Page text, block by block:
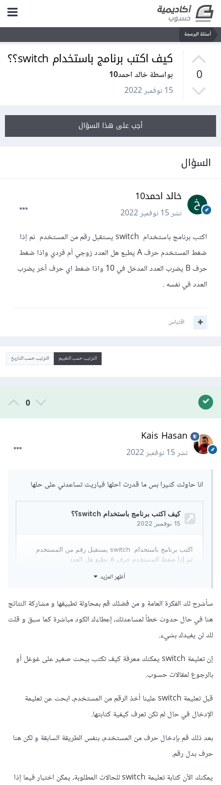
أسئلة البرمجة
0
كيف اكتب برنامج باستخدام switch؟؟
بواسطة خالد احمد10
15 نوفمبر 2022
أجب على هذا السؤال
السؤال
خالد احمد10
نشر15 نوفمبر 2022
اكتب برنامج باستخدام switch يستقبل رقم من المستخدم ثم إذا
ضغط المستخدم حرف A يطبع هل العدد زوجي أم فردي واذا ضغط
حرف B يضرب العدد المدخل في 10 واذا ضغط اي حرف آخر يضرب
العدد في نفسه .
اقتباس
الترتيب حسب التقييم الترتيب حسب التاريخ
0
Kais Hasan
نشر15 نوفمبر 2022
انا حاولت كثيرا بس ما قدرت احلها فياريت تساعدني على حلها
أظهر المزيد
سأشرح لك الفكرة العامة و من فضلك قم بمحاولة تطبيقها و مشاركة النتائج
هنا في حال حدوث خطأ لمساعدتك، إعطاءك الكود مباشرة كما سبق و قلت
لك لن يفيدك بشيء.
إن تعليمة switch يمكنك معرفة كيف تكتب ببحث صغير على غوغل أو
بالرجوع لمقالات حسوب.
قبل تعليمة switch علينا أخذ الرقم من المستخدم، ابحث عن تعليمة
الإدخال في حال لم تكن تعرف كيفية كتابتها.
بعد ذلك قم بإدخال حرف من المستخدم، بنفس الطريقة السابقة و لكن هنا
حرف بدل رقم.
يمكنك الآن كتابة تعليمة switch للحالات المطلوبة، يمكن اختبار فيما إذا